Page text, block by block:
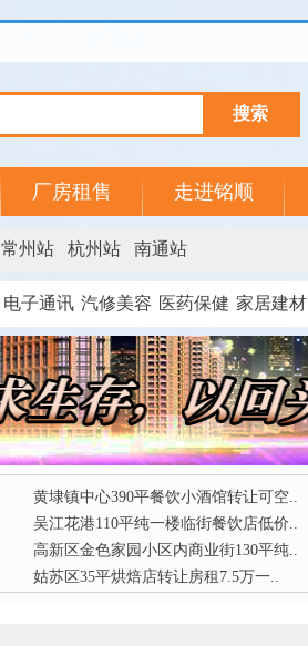
厂房租售 走进铭顺
常州站 杭州站 南通站
电子通讯 汽修美容 医药保健 家居建材
黄埭镇中心390平餐饮小酒馆转让可空..
吴江花港110平纯一楼临街餐饮店低价..
高新区金色家园小区内商业街130平纯..
姑苏区35平烘焙店转让房租7.5万一..